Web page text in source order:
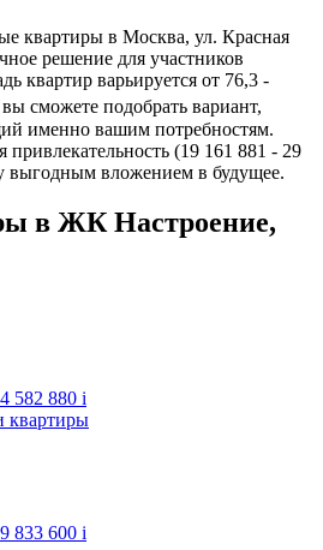
квартиры в Москва, ул. Красная
решение для участников
квартир варьируется от 76,3 -
сможете подобрать вариант,
именно вашим потребностям.
(19 161 881 - 29
выгодным вложением в будущее.
в ЖК Настроение,
582 880 i
квартиры
833 600 i